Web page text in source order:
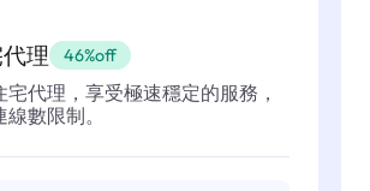
理 46%off
宅代理，享受極速穩定的服務，
數限制。